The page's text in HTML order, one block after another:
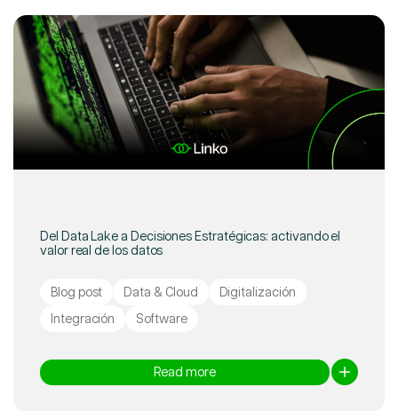
Del Data Lake a Decisiones Estratégicas: activando el
valor real de los datos
Blog post Data & Cloud
Digitalización
Integración
Software
Read more